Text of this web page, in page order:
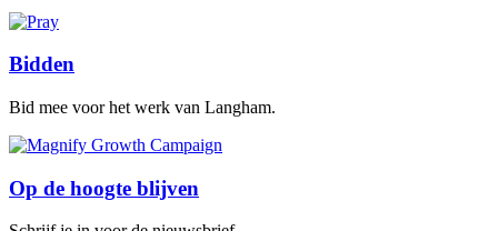
Bidden
Bid mee voor het werk van Langham.
Op de hoogte blijven